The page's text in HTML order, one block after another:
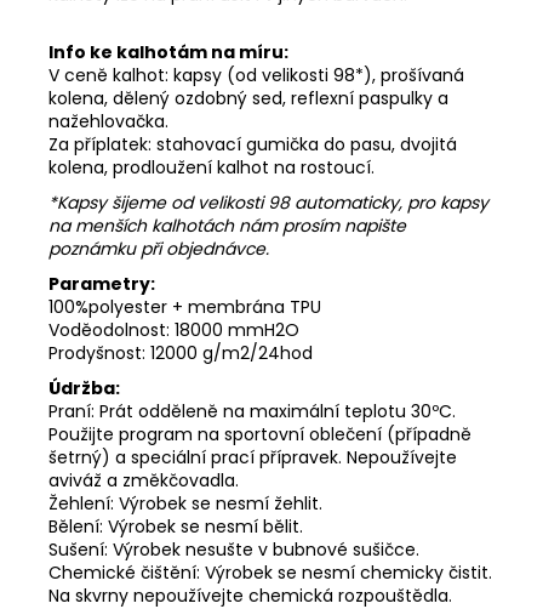
Info ke kalhotám na míru:
V ceně kalhot: kapsy (od velikosti 98*), prošívaná
kolena, dělený ozdobný sed, reflexní paspulky a
nažehlovačka.
Za příplatek: stahovací gumička do pasu, dvojitá
kolena, prodloužení kalhot na rostoucí.
*Kapsy šijeme od velikosti 98 automaticky, pro kapsy
na menších kalhotách nám prosím napište
poznámku při objednávce.
Parametry:
100%polyester + membrána TPU
Voděodolnost: 18000 mmH2O
Prodyšnost: 12000 g/m2/24hod
Údržba:
Praní: Prát odděleně na maximální teplotu 30ºC.
Použijte program na sportovní oblečení (případně
šetrný) a speciální prací přípravek. Nepoužívejte
aviváž a změkčovadla.
Žehlení: Výrobek se nesmí žehlit.
Bělení: Výrobek se nesmí bělit.
Sušení: Výrobek nesušte v bubnové sušičce.
Chemické čištění: Výrobek se nesmí chemicky čistit.
Na skvrny nepoužívejte chemická rozpouštědla.